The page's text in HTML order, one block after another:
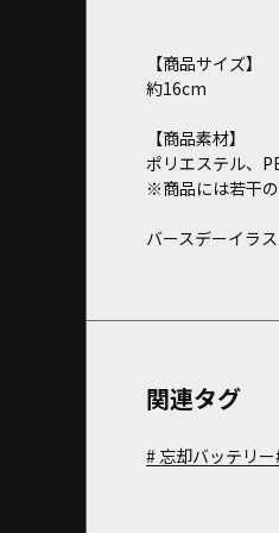
【商品サイズ】
約16cm
【商品素材】
ポリエステル、
※商品には若干の
バースデーイラ
関連タグ
忘却バッテリー